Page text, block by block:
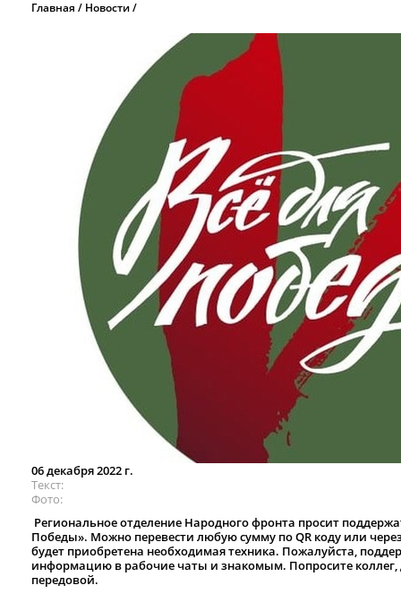
Главная Новости
06 декабря 2022 г.
Текст
Фото
Региональное отделение Народного фронта просит
Победы». Можно перевести любую сумму по QR коду или
будет приобретена необходимая техника. Пожалуйста,
информацию в рабочие чаты и знакомым. Попросите коллег,
передовой.